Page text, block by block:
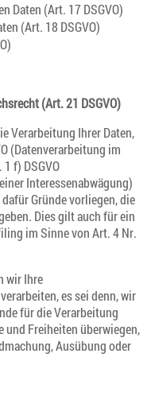
Daten (Art. 17 DSGVO)
(Art. 18 DSGVO)
(Art. 21 DSGVO)
Verarbeitung Ihrer Daten,
(Datenverarbeitung im
f) DSGVO
Interessenabwägung)
Gründe vorliegen, die
Dies gilt auch für ein
im Sinne von Art. 4 Nr.
wir Ihre
es sei denn, wir
für die Verarbeitung
und Freiheiten überwiegen,
Ausübung oder